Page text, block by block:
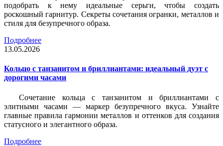
подобрать к нему идеальные серьги, чтобы создать
роскошный гарнитур. Секреты сочетания огранки, металлов и
стиля для безупречного образа.
Подробнее
13.05.2026
Кольцо с танзанитом и бриллиантами: идеальный дуэт с
дорогими часами
Сочетание кольца с танзанитом и бриллиантами с
элитными часами — маркер безупречного вкуса. Узнайте
главные правила гармонии металлов и оттенков для создания
статусного и элегантного образа.
Подробнее